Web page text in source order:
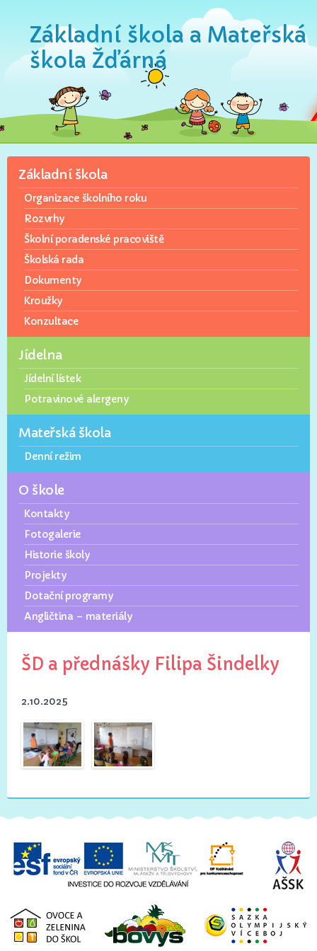
Základní škola a Mateřská
škola Žďárná
Základní škola
Organizace školního roku
Rozvrhy
Školní poradenské pracoviště
Školská rada
Dokumenty
Kroužky
Konzultace
Jídelna
Jídelní lístek
Potravinové alergeny
Mateřská škola
Denní režim
O škole
Kontakty
Fotogalerie
Historie školy
Projekty
Dotační programy
Angličtina – materiály
ŠD a přednášky Filipa Šindelky
2.10.2025